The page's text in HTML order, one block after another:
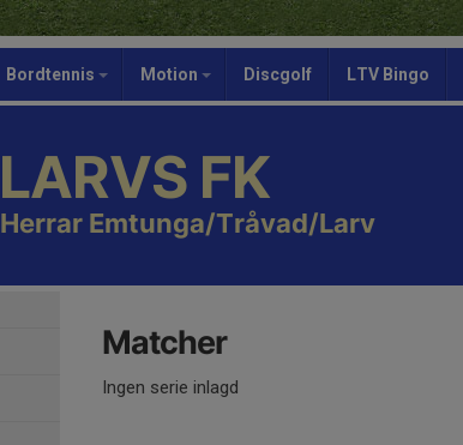
Bordtennis Motion Discgolf LTV Bingo
LARVS FK
Herrar Emtunga/Tråvad/Larv
Matcher
Ingen serie inlagd